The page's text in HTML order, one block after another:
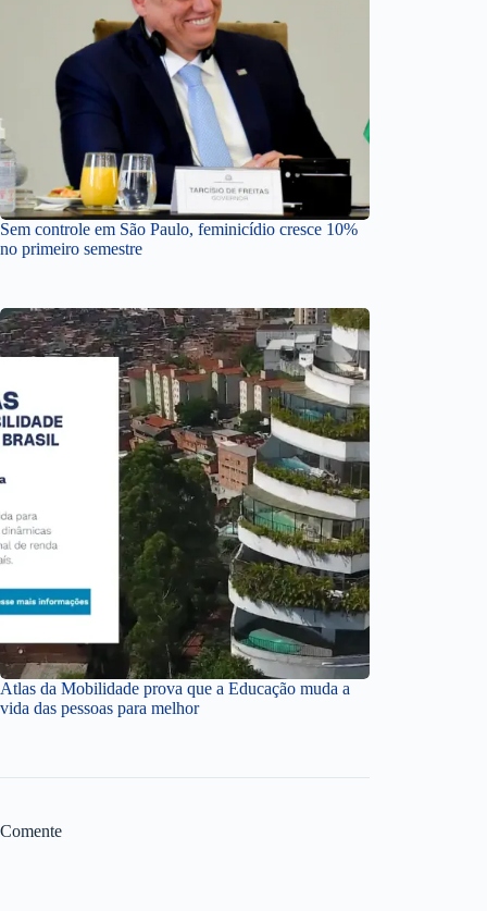
Sem controle em São Paulo, feminicídio cresce 10%
no primeiro semestre
Atlas da Mobilidade prova que a Educação muda a
vida das pessoas para melhor
Comente